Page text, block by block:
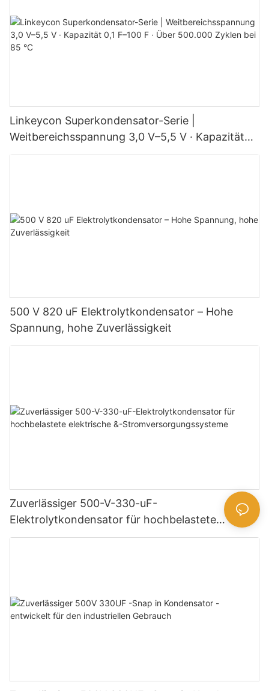
Linkeycon Superkondensator-Serie |
Weitbereichsspannung 3,0 V–5,5 V · Kapazität
0,1 F–100 F · Über 500.000 Zyklen bei 85 °C
500 V 820 uF Elektrolytkondensator – Hohe
Spannung, hohe Zuverlässigkeit
Zuverlässiger 500-V-330-uF-
Elektrolytkondensator für hochbelastete
elektrische &-Stromversorgungssysteme